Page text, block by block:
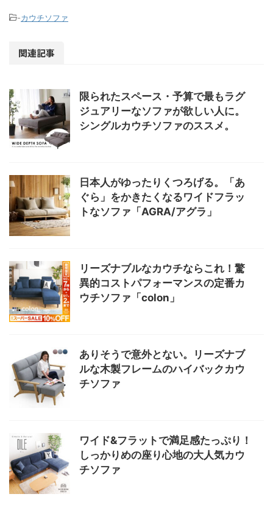
-カウチソファ
関連記事
限られたスペース・予算で最もラグ
ジュアリーなソファが欲しい人に。
シングルカウチソファのススメ。
日本人がゆったりくつろげる。「あ
ぐら」をかきたくなるワイドフラッ
トなソファ「AGRA/アグラ」
リーズナブルなカウチならこれ！驚
異的コストパフォーマンスの定番カ
ウチソファ「colon」
ありそうで意外とない。リーズナブ
ルな木製フレームのハイバックカウ
チソファ
ワイド&フラットで満足感たっぷり！
しっかりめの座り心地の大人気カウ
チソファ